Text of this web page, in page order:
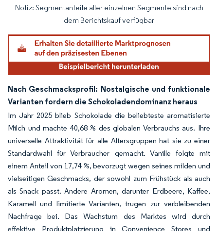
Bild © Mordor Intelligence. Wiederverwendung erfordert Namensnennung
Notiz: Segmentanteile aller einzelnen Segmente sind nach
dem Berichtskauf verfügbar
Nach Geschmacksprofil: Nostalgische und funktionale
Varianten fordern die Schokoladendominanz heraus
Im Jahr 2025 blieb Schokolade die beliebteste aromatisierte
Milch und machte 40,68 % des globalen Verbrauchs aus. Ihre
universelle Attraktivität für alle Altersgruppen hat sie zu einer
Standardwahl für Verbraucher gemacht. Vanille folgte mit
einem Anteil von 17,74 %, bevorzugt wegen seines milden und
vielseitigen Geschmacks, der sowohl zum Frühstück als auch
als Snack passt. Andere Aromen, darunter Erdbeere, Kaffee,
Karamell und limitierte Varianten, trugen zur verbleibenden
Nachfrage bei. Das Wachstum des Marktes wird durch
effektive Produktplatzierung in Convenience Stores und